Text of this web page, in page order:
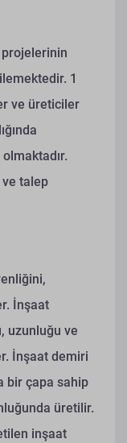
projelerinin
1
ve üreticiler
talep
İnşaat
uzunluğu ve
İnşaat demiri
bir çapa sahip
üretilir.
inşaat